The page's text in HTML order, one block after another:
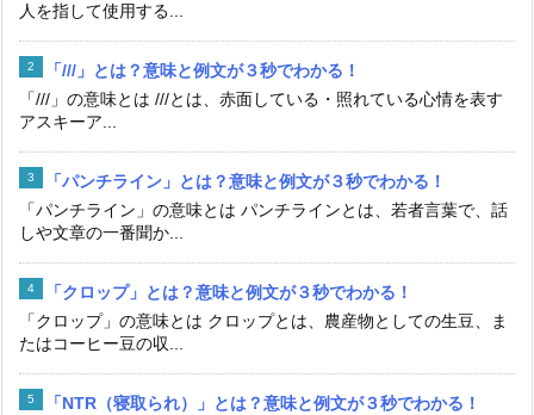
人を指して使用する...
「///」とは？意味と例文が３秒でわかる！
「///」の意味とは ///とは、赤面している・照れている心情を表す
アスキーア...
「パンチライン」とは？意味と例文が３秒でわかる！
「パンチライン」の意味とは パンチラインとは、若者言葉で、話
しや文章の一番聞か...
「クロップ」とは？意味と例文が３秒でわかる！
「クロップ」の意味とは クロップとは、農産物としての生豆、ま
たはコーヒー豆の収...
「NTR（寝取られ）」とは？意味と例文が３秒でわかる！